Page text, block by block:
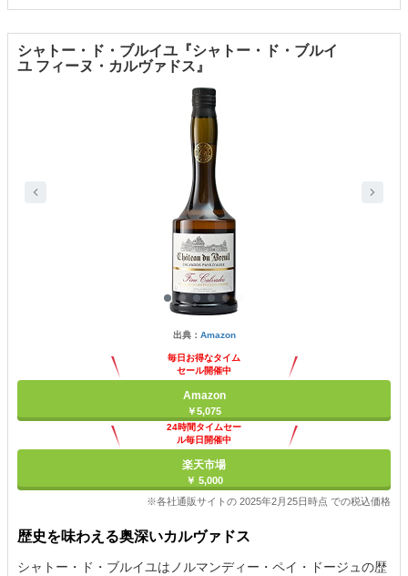
シャトー・ド・ブルイユ『シャトー・ド・ブルイ
ユ フィーヌ・カルヴァドス』
出典： Amazon
毎日お得なタイム
セール開催中
Amazon
￥5,075
24時間タイムセー
ル毎日開催中
楽天市場
￥ 5,000
※各社通販サイトの 2025年2月25日時点 での税込価格
歴史を味わえる奥深いカルヴァドス
シャトー・ド・ブルイユはノルマンディー・ペイ・ドージュの歴